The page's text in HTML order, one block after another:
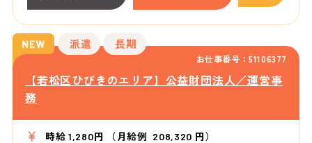
お仕事番号：51106377
派遣 長期
【若松区ひびきのエリア】公益財団法人／運営事
務
時給 1,280円 （月給例 208,320 円）